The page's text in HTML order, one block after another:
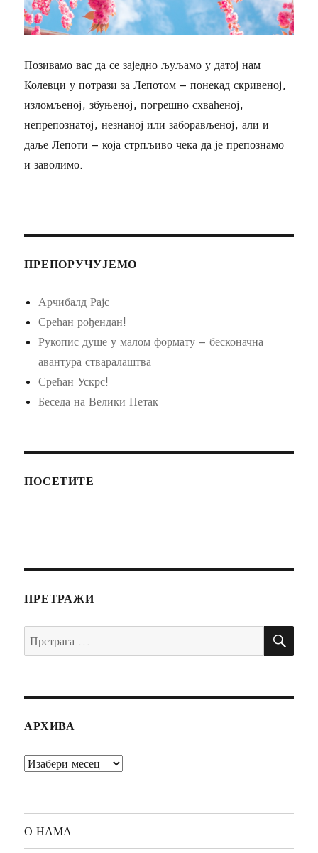
Позивамо вас да се заједно љуљамо у датој нам
Колевци у потрази за Лепотом – понекад скривеној,
изломљеној, збуњеној, погрешно схваћеној,
непрепознатој, незнаној или заборављеној, али и
даље Лепоти – која стрпљиво чека да је препознамо
и заволимо.
ПРЕПОРУЧУЈЕМО
Арчибалд Рајс
Срећан рођендан!
Рукопис душе у малом формату – бесконачна
авантура стваралаштва
Срећан Ускрс!
Беседа на Велики Петак
ПОСЕТИТЕ
ПРЕТРАЖИ
Претрага
за:
АРХИВА
Архива
О НАМА